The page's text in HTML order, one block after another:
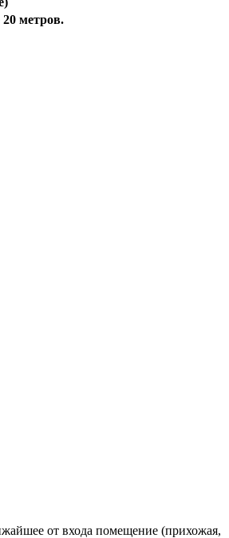
метров.
от входа помещение (прихожая,